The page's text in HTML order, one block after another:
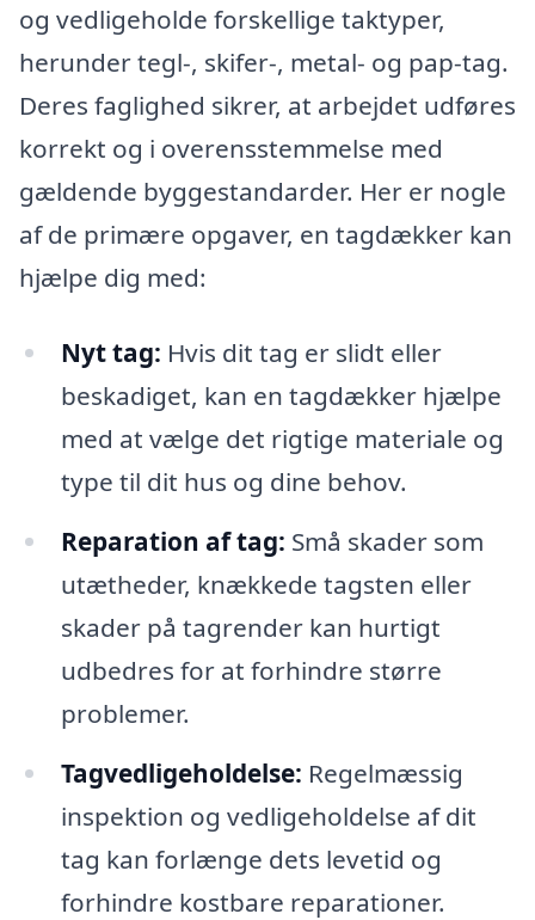
og vedligeholde forskellige taktyper,
herunder tegl-, skifer-, metal- og pap-tag.
Deres faglighed sikrer, at arbejdet udføres
korrekt og i overensstemmelse med
gældende byggestandarder. Her er nogle
af de primære opgaver, en tagdækker kan
hjælpe dig med:
Nyt tag: Hvis dit tag er slidt eller
beskadiget, kan en tagdækker hjælpe
med at vælge det rigtige materiale og
type til dit hus og dine behov.
Reparation af tag: Små skader som
utætheder, knækkede tagsten eller
skader på tagrender kan hurtigt
udbedres for at forhindre større
problemer.
Tagvedligeholdelse: Regelmæssig
inspektion og vedligeholdelse af dit
tag kan forlænge dets levetid og
forhindre kostbare reparationer.